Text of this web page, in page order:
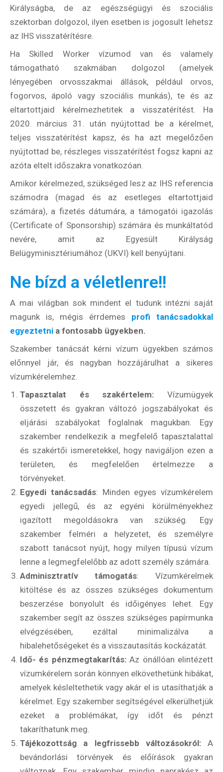
Külföldre költöznék!
Szakértőink
Beutazási engedélyek
Királyságba, de az egészségügyi és szociális
szektorban dolgozol, ilyen esetben is jogosult lehetsz
az IHS visszatérítésre.
Ha Skilled Worker vízumod van és valamely
támogatható szakmában dolgozol (amelyek
lényegében orvosszakmai állások, például orvos,
fogorvos, ápoló vagy szociális munkás), te és az
eltartottjaid kérelmezhetitek a visszatérítést. Ha
2020. március 31. után nyújtottad be a kérelmet,
teljes visszatérítést kapsz, és ha azt megelőzően
nyújtottad be, részleges visszatérítést fogsz kapni az
azóta eltelt időszakra vonatkozóan.
Amikor kérelmezed, szükséged lesz az IHS referencia
számodra (magad és az esetleges eltartottjaid
számára), a fizetés dátumára, a támogatói igazolás
(Certificate of Sponsorship) számára és munkáltatód
nevére, amit az Egyesült Királyság
Belügyminisztériumához (UKVI) kell benyújtani.
Ne bízd a véletlenre!!
A mai világban sok mindent el tudunk intézni saját
magunk is, mégis érrdemes profi tanácsadokkal
egyeztetni a fontosabb ügyekben.
Szakember tanácsát kérni vízum ügyekben számos
előnnyel jár, és nagyban hozzájárulhat a sikeres
vízumkérelemhez.
Tapasztalat és szakértelem: Vízumügyek
összetett és gyakran változó jogszabályokat és
eljárási szabályokat foglalnak magukban. Egy
szakember rendelkezik a megfelelő tapasztalattal
és szakértői ismeretekkel, hogy navigáljon ezen a
területen, és megfelelően értelmezze a
törvényeket.
Egyedi tanácsadás: Minden egyes vízumkérelem
egyedi jellegű, és az egyéni körülményekhez
igazított megoldásokra van szükség. Egy
szakember felméri a helyzetet, és személyre
szabott tanácsot nyújt, hogy milyen típusú vízum
lenne a legmegfelelőbb az adott személy számára.
Adminisztratív támogatás: Vízumkérelmek
kitöltése és az összes szükséges dokumentum
beszerzése bonyolult és időigényes lehet. Egy
szakember segít az összes szükséges papírmunka
elvégzésében, ezáltal minimalizálva a
hibalehetőségeket és a visszautasítás kockázatát.
Idő- és pénzmegtakarítás:Az önállóan elintézett
vízumkérelem során könnyen elkövethetünk hibákat,
amelyek késleltethetik vagy akár el is utasíthatják a
kérelmet. Egy szakember segítségével elkerülhetjük
ezeket a problémákat, így időt és pénzt
takaríthatunk meg.
Tájékozottság a legfrissebb változásokról:A
bevándorlási törvények és előírások gyakran